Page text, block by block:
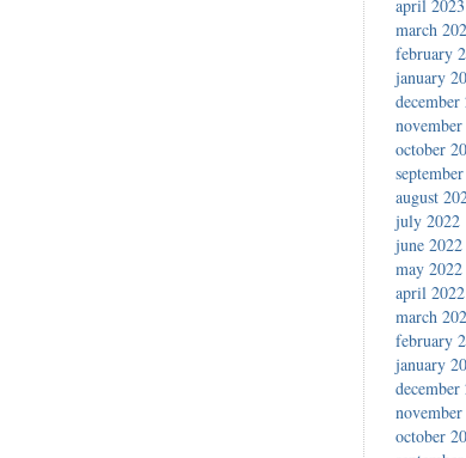
april 2023
march
february
january
december
october
august
july 2022
june 2022
may 2022
april 2022
march
february
january
december
november
october